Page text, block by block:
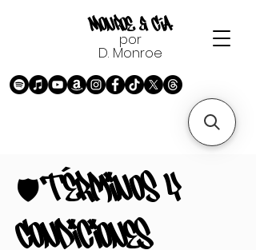
Monroe & Cía.
por
D. Monroe
🛡️Términos y
Condiciones